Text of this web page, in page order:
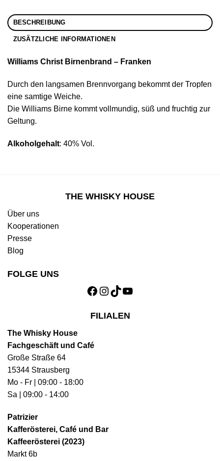
BESCHREIBUNG
ZUSÄTZLICHE INFORMATIONEN
Williams Christ Birnenbrand – Franken
Durch den langsamen Brennvorgang bekommt der Tropfen
eine samtige Weiche.
Die Williams Birne kommt vollmundig, süß und fruchtig zur
Geltung.
Alkoholgehalt: 40% Vol.
THE WHISKY HOUSE
Über uns
Kooperationen
Presse
Blog
FOLGE UNS
Facebook
Instagram
TikTokYouTube
FILIALEN
The Whisky House
Fachgeschäft und Café
Große Straße 64
15344 Strausberg
Mo - Fr | 09:00 - 18:00
Sa | 09:00 - 14:00
Patrizier
Kafferösterei, Café und Bar
Kaffeerösterei (2023)
Markt 6b